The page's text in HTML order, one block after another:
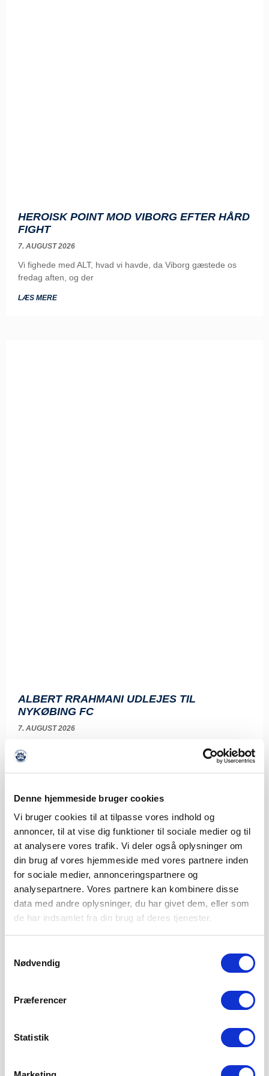
Denne hjemmeside bruger cookies
Vi bruger cookies til at tilpasse vores indhold og
annoncer, til at vise dig funktioner til sociale medier og til
at analysere vores trafik. Vi deler også oplysninger om
din brug af vores hjemmeside med vores partnere inden
for sociale medier, annonceringspartnere og
analysepartnere. Vores partnere kan kombinere disse
data med andre oplysninger, du har givet dem, eller som
de har indsamlet fra din brug af deres tjenester.
Nødvendig
Præferencer
Statistik
HEROISK POINT MOD VIBORG EFTER HÅRD
FIGHT
7. AUGUST 2026
Vi fighede med ALT, hvad vi havde, da Viborg gæstede os
fredag aften, og der
LÆS MERE
ALBERT RRAHMANI UDLEJES TIL
NYKØBING FC
7. AUGUST 2026
Sønderjyske Fodbold udlejer Albert Rrahmani til 2.
divisionsklubben Nykøbing FC i hele 2026/2027-sæsonen.
Sønderjyske Fodbold